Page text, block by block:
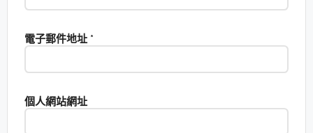
電子郵件地址 *
個人網站網址